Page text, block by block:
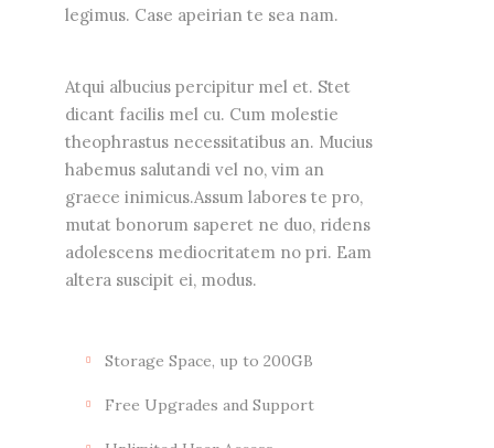
legimus. Case apeirian te sea nam.
Atqui albucius percipitur mel et. Stet
dicant facilis mel cu. Cum molestie
theophrastus necessitatibus an. Mucius
habemus salutandi vel no, vim an
graece inimicus.Assum labores te pro,
mutat bonorum saperet ne duo, ridens
adolescens mediocritatem no pri. Eam
altera suscipit ei, modus.
Storage Space, up to 200GB
Free Upgrades and Support